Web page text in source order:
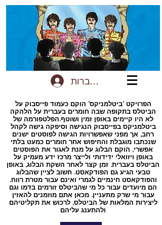
להתחברות
הפרויקט ‘ביטלמניקס’ הוקם כעמוד פייסבוק על
הביטלס בתקופה שבה חומרים בעברית על הלהקה
לא היו קיימים באופן זמין ושוטף.הפלטפורמה של
ביטלמניקס בפייסבוק הנגישה וסיפקה גישה לקהל
רחב, אך מפני שאפשרויות הגישה לפוסטים ישנים
שנכתבו מוגבלת והחיפוש אחר חומרים כמעט בלתי
אפשרי, הוקם הבלוג על מנת לאגור את הפוסטים
באופן ויזואלי ידידותי ולייצר מרכז ידע מעמיק על
הביטלס בעברית. זמן קצר לאחר השקת הבלוג, באופן
טבעי הגיע גם הפודקאסט. חשוב לציין שהבלוג
והפודקאסט חינמיים לגמרי ואינם עבור מטרת רווח.
הם מיועדים עבור כל מי שהביטלס זורמים בדמו וגם
עבור מי שרק מתעניין. מכאן אתם מוזמנים להאזין
ליצירות המלאות של הביטלס, לרכוש את תקליטיהם
ולהתענג עליהם